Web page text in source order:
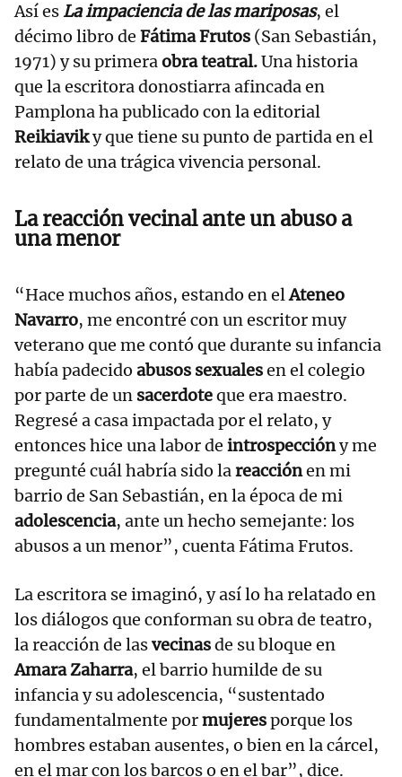
Así esLa impaciencia de las mariposas, el
décimo libro de Fátima Frutos (San Sebastián,
1971) y su primeraobra teatral.Una historia
que la escritora donostiarra afincada en
Pamplona ha publicado con la editorial
Reikiaviky que tiene su punto de partida en el
relato de una trágica vivencia personal.
La reacción vecinal ante un abuso a
una menor
“Hace muchos años, estando en elAteneo
Navarro, me encontré con un escritor muy
veterano que me contó que durante su infancia
había padecido abusos sexualesen el colegio
por parte de un sacerdoteque era maestro.
Regresé a casa impactada por el relato, y
entonces hice una labor de introspeccióny me
pregunté cuál habría sido lareacciónen mi
barrio de San Sebastián, en la época de mi
adolescencia, ante un hecho semejante: los
abusos a un menor”, cuenta Fátima Frutos.
La escritora se imaginó, y así lo ha relatado en
los diálogos que conforman su obra de teatro,
la reacción de lasvecinasde su bloque en
Amara Zaharra, el barrio humilde de su
infancia y su adolescencia, “sustentado
fundamentalmente pormujeresporque los
hombres estaban ausentes, o bien en la cárcel,
en el mar con los barcos o en el bar”, dice.